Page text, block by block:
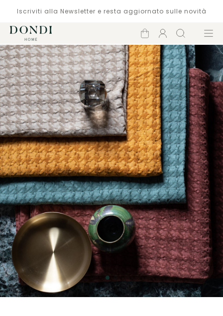
Iscriviti alla Newsletter e resta aggiornato sulle novità
Carrello
Account
Cerca Menù